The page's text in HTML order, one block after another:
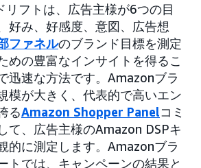
リフトは、広告主様が6つの目
好み、好感度、意図、広告想
ファネルのブランド目標を測定
めの豊富なインサイトを得るこ
迅速な方法です。Amazonブラ
模が大きく、代表的で高いエン
るAmazon Shopper Panelコミ
て、広告主様のAmazon DSPキ
的に測定します。Amazonブラ
トでは、キャンペーンの結果と